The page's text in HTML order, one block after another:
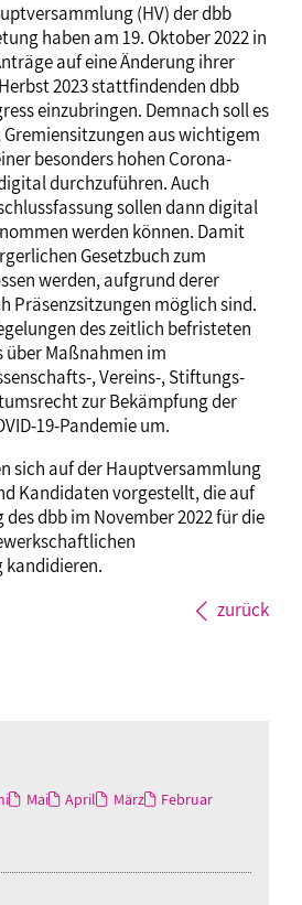
(HV) der dbb
haben am 19. Oktober 2022 in
auf eine Änderung ihrer
2023 stattfindenden dbb
einzubringen. Demnach soll es
aus wichtigem
besonders hohen Corona-
durchzuführen. Auch
sollen dann digital
werden können. Damit
Gesetzbuch zum
werden, aufgrund derer
Präsenzsitzungen möglich sind.
des zeitlich befristeten
über Maßnahmen im
, Vereins-, Stiftungs-
zur Bekämpfung der
19-Pandemie um.
sich auf der Hauptversammlung
Kandidaten vorgestellt, die auf
dbb im November 2022 für die
kandidieren.
zurück
Mai April März
Februar